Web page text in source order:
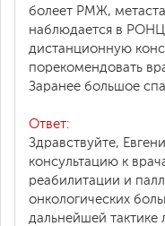
болеет РМЖ,
наблюдается в
дистанционную
порекомендовать
Заранее большое
Ответ:
Здравствуйте,
консультацию к
реабилитации и
онкологических
дальнейшей